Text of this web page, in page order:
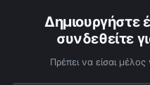
Δημιουργήστε
συνδεθείτε
Πρέπει να είσαι